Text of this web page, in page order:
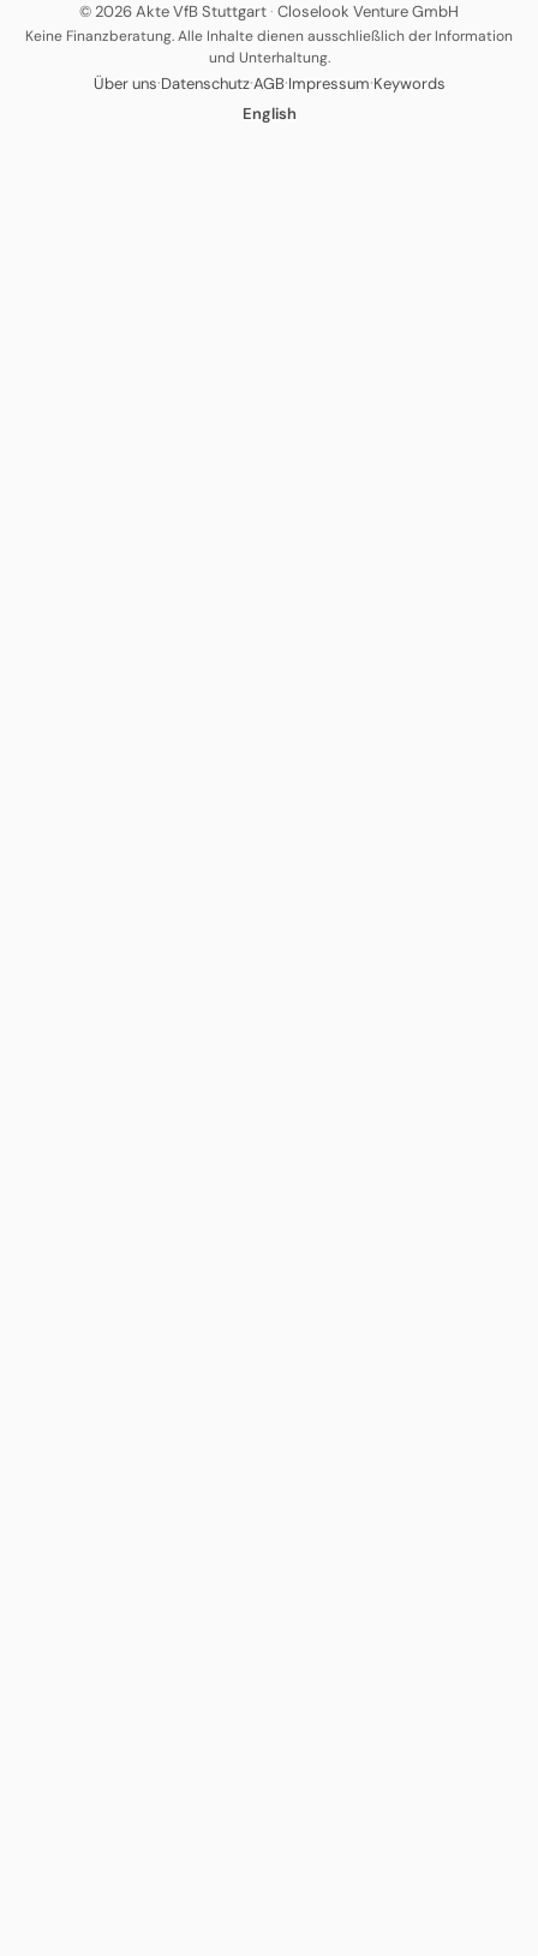
© 2026 Akte VfB Stuttgart· Closelook Venture GmbH
Keine Finanzberatung. Alle Inhalte dienen ausschließlich der Information
und Unterhaltung.
Über uns·Datenschutz·AGB·Impressum·Keywords
English